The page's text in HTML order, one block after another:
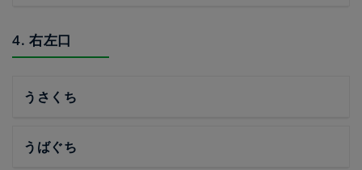
4. 右左口
うさくち
うばぐち